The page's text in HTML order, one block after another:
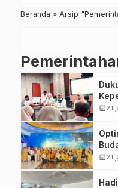
Beranda » Arsip
calendar_month21
Sky
calendar_month21